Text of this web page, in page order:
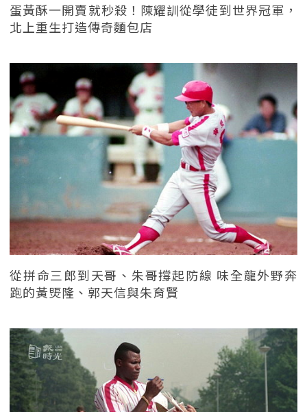
蛋黃酥一開賣就秒殺！陳耀訓從學徒到世界冠軍，
北上重生打造傳奇麵包店
從拼命三郎到天哥、朱哥撐起防線 味全龍外野奔
跑的黃煚隆、郭天信與朱育賢